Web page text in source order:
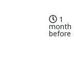
1
month
before